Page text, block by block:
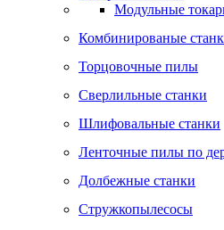
Модульные
Комбинированые
Торцовочные пилы
Сверлильные станки
Шлифовальные станки
Ленточные пилы по
Долбежные станки
Стружкопылесосы